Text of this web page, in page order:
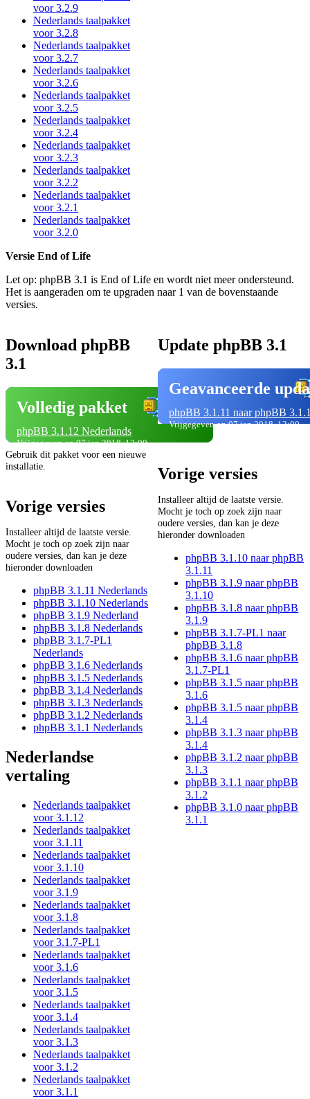
voor 3.2.9
Nederlands taalpakket
voor 3.2.8
Nederlands taalpakket
voor 3.2.7
Nederlands taalpakket
voor 3.2.6
Nederlands taalpakket
voor 3.2.5
Nederlands taalpakket
voor 3.2.4
Nederlands taalpakket
voor 3.2.3
Nederlands taalpakket
voor 3.2.2
Nederlands taalpakket
voor 3.2.1
Nederlands taalpakket
voor 3.2.0
Versie End of Life
Let op: phpBB 3.1 is End of Life en wordt niet meer ondersteund.
Het is aangeraden om te upgraden naar 1 van de bovenstaande
versies.
Download phpBB
3.1
Volledig pakket
phpBB 3.1.12 Nederlands
Vrijgegeven op 07 jan 2018, 12:00
Gebruik dit pakket voor een nieuwe
installatie.
Vorige versies
Installeer altijd de laatste versie.
Mocht je toch op zoek zijn naar
oudere versies, dan kan je deze
hieronder downloaden
phpBB 3.1.11 Nederlands
phpBB 3.1.10 Nederlands
phpBB 3.1.9 Nederland
phpBB 3.1.8 Nederlands
phpBB 3.1.7-PL1
Nederlands
phpBB 3.1.6 Nederlands
phpBB 3.1.5 Nederlands
phpBB 3.1.4 Nederlands
phpBB 3.1.3 Nederlands
phpBB 3.1.2 Nederlands
phpBB 3.1.1 Nederlands
Nederlandse
vertaling
Nederlands taalpakket
voor 3.1.12
Nederlands taalpakket
voor 3.1.11
Nederlands taalpakket
voor 3.1.10
Nederlands taalpakket
voor 3.1.9
Nederlands taalpakket
voor 3.1.8
Nederlands taalpakket
voor 3.1.7-PL1
Nederlands taalpakket
voor 3.1.6
Nederlands taalpakket
voor 3.1.5
Nederlands taalpakket
voor 3.1.4
Nederlands taalpakket
voor 3.1.3
Nederlands taalpakket
voor 3.1.2
Nederlands taalpakket
voor 3.1.1
Update phpBB 3.1
Geavanceerde
phpBB 3.1.11 naar phpBB
Vrijgegeven op 07 jan 2018, 12:00
Vorige versies
Installeer altijd de laatste versie.
Mocht je toch op zoek zijn naar
oudere versies, dan kan je deze
hieronder downloaden
phpBB 3.1.10 naar phpBB
3.1.11
phpBB 3.1.9 naar phpBB
3.1.10
phpBB 3.1.8 naar phpBB
3.1.9
phpBB 3.1.7-PL1 naar
phpBB 3.1.8
phpBB 3.1.6 naar phpBB
3.1.7-PL1
phpBB 3.1.5 naar phpBB
3.1.6
phpBB 3.1.5 naar phpBB
3.1.4
phpBB 3.1.3 naar phpBB
3.1.4
phpBB 3.1.2 naar phpBB
3.1.3
phpBB 3.1.1 naar phpBB
3.1.2
phpBB 3.1.0 naar phpBB
3.1.1